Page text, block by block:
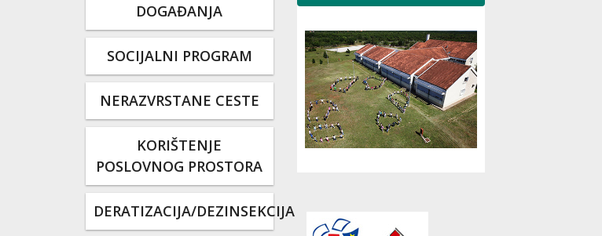
DOGAĐANJA
SOCIJALNI PROGRAM
NERAZVRSTANE CESTE
KORIŠTENJE
POSLOVNOG PROSTORA
DERATIZACIJA/DEZINSEKCIJA